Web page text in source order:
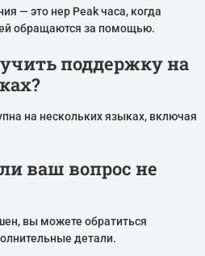
— это нер Peak часа, когда
обращаются за помощью.
поддержку на
на нескольких языках, включая
ваш вопрос не
вы можете обратиться
детали.